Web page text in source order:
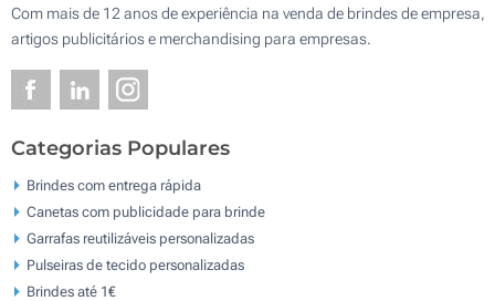
Com mais de 12 anos de experiência na venda de brindes de empresa,
artigos publicitários e merchandising para empresas.
Categorias Populares
Brindes com entrega rápida
Canetas com publicidade para brinde
Garrafas reutilizáveis personalizadas
Pulseiras de tecido personalizadas
Brindes até 1€